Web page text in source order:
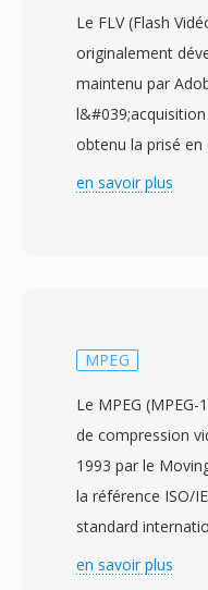
Le FLV (Flash
originalement
maintenu par
obtenu la prisé en
autonome avec
codec Sorenson
dans un
pour la diffusion
majeur du FLV
lecture vidéo
plugin Flash
en savoir plus
MPEG
Le MPEG
de compression
1993 par le
la référence ISO/
standard
avec perte
en savoir plus